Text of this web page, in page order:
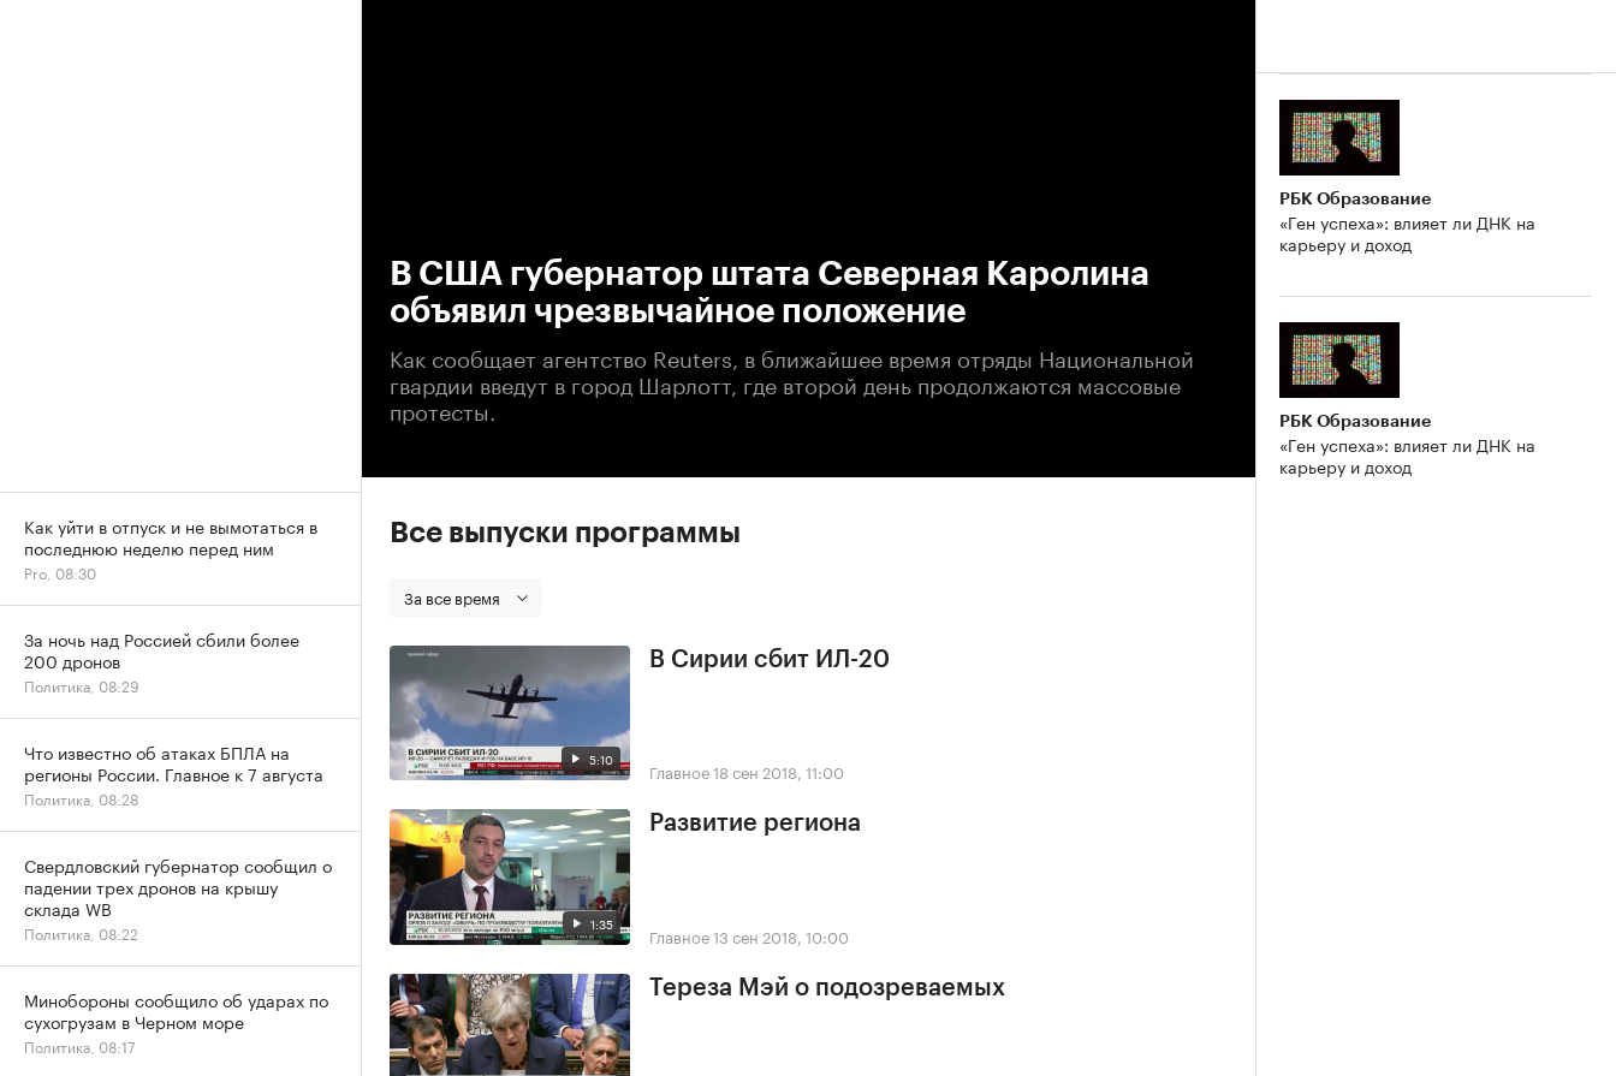
В США губернатор штата Северная Каролина
объявил чрезвычайное положение
Как сообщает агентство Reuters, в ближайшее время отряды Национальной
гвардии введут в город Шарлотт, где второй день продолжаются массовые
протесты.
Все выпуски программы
За все время
5:10
В Сирии сбит ИЛ-20
Главное18 сен 2018, 11:00
1:35
Развитие региона
Главное13 сен 2018, 10:00
Тереза Мэй о подозреваемых
РБК Образование
«Ген успеха»: влияет ли ДНК на
карьеру и доход
РБК Образование
«Ген успеха»: влияет ли ДНК на
карьеру и доход
Как уйти в отпуск и не вымотаться в
последнюю неделю перед ним
Pro, 08:30
За ночь над Россией сбили более
200 дронов
Политика, 08:29
Что известно об атаках БПЛА на
регионы России. Главное к 7 августа
Политика, 08:28
Свердловский губернатор сообщил о
падении трех дронов на крышу
склада WB
Политика, 08:22
Минобороны сообщило об ударах по
сухогрузам в Черном море
Политика, 08:17